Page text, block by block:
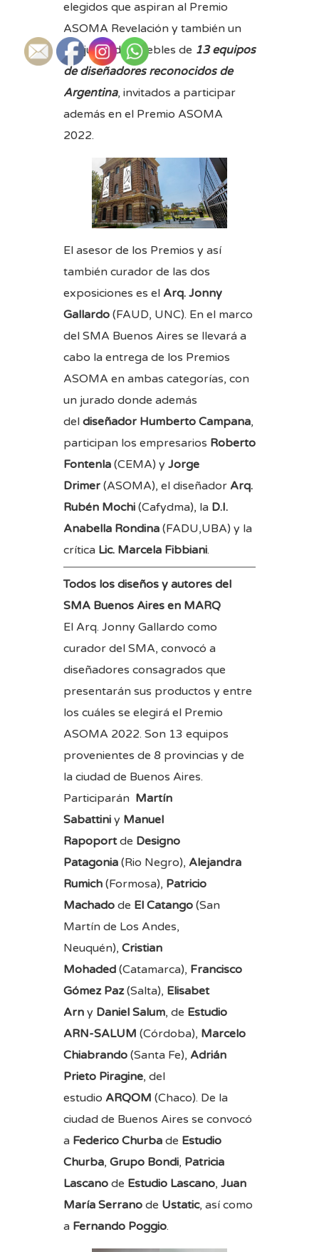
elegidos que aspiran al Premio
ASOMA Revelación y también un
conjunto de muebles de 13 equipos
de diseñadores reconocidos de
Argentina, invitados a participar
además en el Premio ASOMA
2022.
El asesor de los Premios y así
también curador de las dos
exposiciones es el Arq. Jonny
Gallardo (FAUD, UNC). En el marco
del SMA Buenos Aires se llevará a
cabo la entrega de los Premios
ASOMA en ambas categorías, con
un jurado donde además
del diseñador Humberto Campana,
participan los empresarios Roberto
Fontenla (CEMA) y Jorge
Drimer (ASOMA), el diseñador Arq.
Rubén Mochi (Cafydma), la D.I.
Anabella Rondina (FADU,UBA) y la
crítica Lic. Marcela Fibbiani.
Todos los diseños y autores del
SMA Buenos Aires en MARQ
El Arq. Jonny Gallardo como
curador del SMA, convocó a
diseñadores consagrados que
presentarán sus productos y entre
los cuáles se elegirá el Premio
ASOMA 2022. Son 13 equipos
provenientes de 8 provincias y de
la ciudad de Buenos Aires.
Participarán Martín
Sabattini y Manuel
Rapoportde Designo
Patagonia (Rio Negro), Alejandra
Rumich (Formosa), Patricio
Machado de El Catango (San
Martín de Los Andes,
Neuquén), Cristian
Mohaded (Catamarca), Francisco
Gómez Paz(Salta), Elisabet
Arn y Daniel Salum, de Estudio
ARN-SALUM (Córdoba), Marcelo
Chiabrando (Santa Fe), Adrián
Prieto Piragine, del
estudio ARQOM (Chaco). De la
ciudad de Buenos Aires se convocó
a Federico Churba de Estudio
Churba, Grupo Bondi, Patricia
Lascano de Estudio Lascano, Juan
María Serrano de Ustatic, así como
a Fernando Poggio.